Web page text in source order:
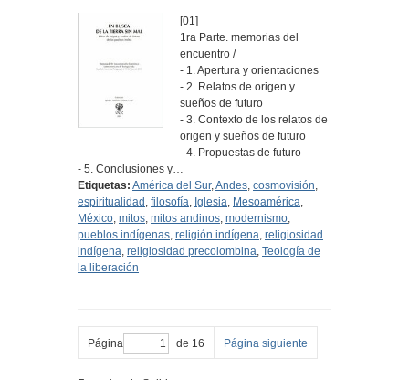
[01]
1ra Parte. memorias del
encuentro /
- 1. Apertura y orientaciones
- 2. Relatos de origen y
sueños de futuro
- 3. Contexto de los relatos de
origen y sueños de futuro
- 4. Propuestas de futuro
- 5. Conclusiones y…
Etiquetas: América del Sur,Andes, cosmovisión,
espiritualidad , filosofía, Iglesia, Mesoamérica,
México, mitos, mitos andinos, modernismo,
pueblos indígenas, religión indígena, religiosidad
indígena, religiosidad precolombina, Teología de
la liberación
Página de 16 Página siguiente